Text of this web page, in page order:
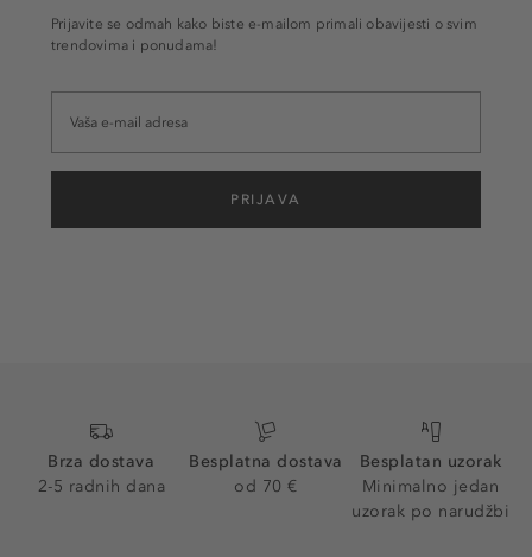
Prijavite se odmah kako biste e-mailom primali obavijesti o svim
trendovima i ponudama!
PRIJAVA
Brza dostava
2-5 radnih dana
Besplatna dostava
od 70 €
Besplatan uzorak
Minimalno jedan
uzorak po narudžbi